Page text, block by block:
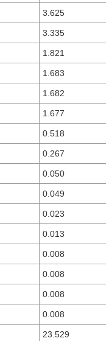
3.625
3.335
1.821
1.683
1.682
1.677
0.518
0.267
0.050
0.049
0.023
0.013
0.008
0.008
0.008
0.008
23.529